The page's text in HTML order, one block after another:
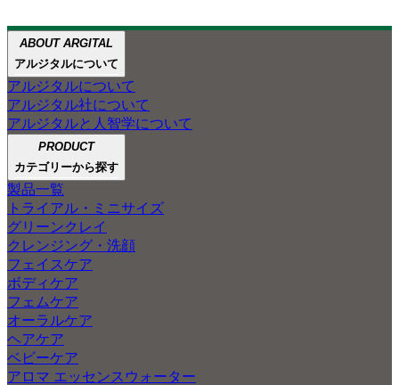
ABOUT
ARGITAL
グリーンクレイで
あなたの肌と心を
笑顔にしたい
ABOUT GREEN CLAY
アルジタル製品のほとんどに配合している
グリーンクレイの魅力を、
自然豊かな景色とともに
ご紹介します。
アルジタルが大切にしてきた
ペットケアの
ご紹介
アルジタルと
人智学
ABOUT ARGITAL
アルジタルについて
アルジタルについて
アルジタル社について
アルジタルと人智学について
PRODUCT
カテゴリーから探す
製品一覧
トライアル・ミニサイズ
グリーンクレイ
クレンジング・洗顔
フェイスケア
ボディケア
フェムケア
オーラルケア
ヘアケア
ベビーケア
アロマ エッセンスウォーター